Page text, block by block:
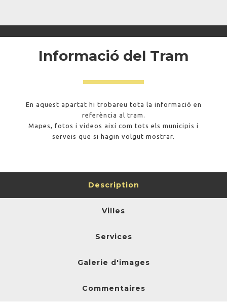
Informació del Tram
En aquest apartat hi trobareu tota la informació en
referència al tram.
Mapes, fotos i videos així com tots els municipis i
serveis que si hagin volgut mostrar.
Description
Villes
Services
Galerie d'images
Commentaires